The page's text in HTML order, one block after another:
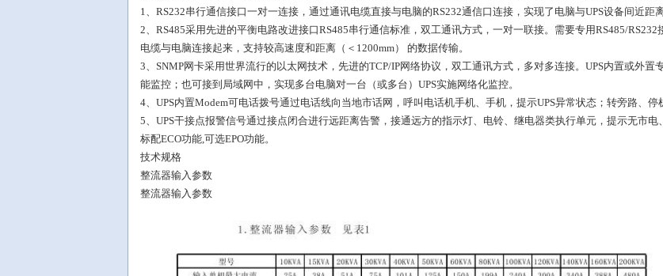
1、RS232串行通信接口一对一连接，通过通讯电缆直接与电脑的RS232通信口连接，实现了电脑与UPS设备间近距
2、RS485采用先进的平衡电路改进接口RS485串行通信标准，双工通讯方式，一对一联接。需要专用RS485/
电缆与电脑连接起来，支持较高速度和距离（＜1200mm） 的数据传输。
3、SNMP网卡采用世界流行的以太网技术，先进的TCP/IP网络协议，双工通讯方式，多对多连接。UPS内置或外
能监控；也可接到局域网中，实现多台电脑对一台（或多台）UPS实施网络化监控。
4、UPS内置Modem可电话拨号通过电话线向当地市话网，呼叫电话机手机、手机，提示UPS异常状态；转旁路、停
5、UPS干接点报警信号通过接点闭合进行远距离告警，接通远方的指示灯、电铃、继电器类执行单元，提示无市电
标配ECO功能,可选EPO功能。
技术规格
整流器输入参数
整流器输入参数